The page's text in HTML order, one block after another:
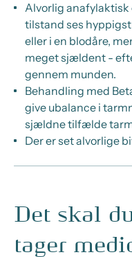
Alvorlig anafylaktisk
tilstand ses
eller i en blodåre,
meget sjældent -
gennem munden.
Behandling med
give ubalance i
sjældne tilfælde
Der er set alvorlige
Det skal
tager